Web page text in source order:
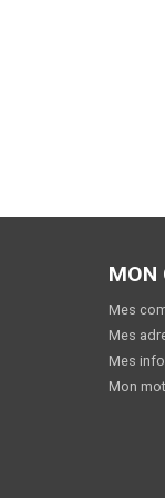
MON
Mes
Mes
Mes
Mon